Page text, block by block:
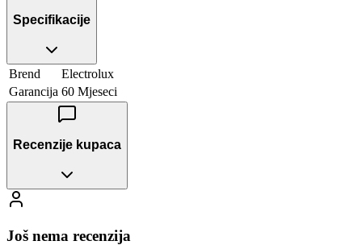
Specifikacije
Brend
Electrolux
Garancija 60 Mjeseci
Recenzije kupaca
Još nema recenzija